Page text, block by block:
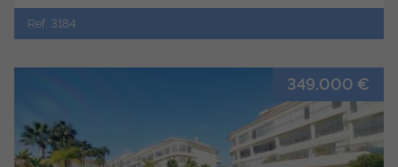
Ref. 3184
349.000 €